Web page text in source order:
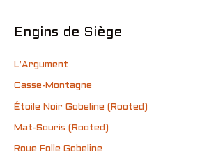
Engins de Siège
L’Argument
Casse-Montagne
Étoile Noir Gobeline (Rooted)
Mat-Souris (Rooted)
Roue Folle Gobeline